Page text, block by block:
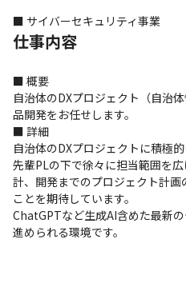
■ サイバーセキュリティ事業
仕事内容
■ 概要
自治体のDXプロジェクト（自治
品開発をお任せします。
■ 詳細
自治体のDXプロジェクトに積極
先輩PLの下で徐々に担当範囲を
計、開発までのプロジェクト計画
ことを期待しています。
ChatGPTなど生成AI含めた最新
進められる環境です。